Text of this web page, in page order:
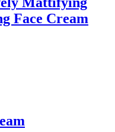
Face Cream